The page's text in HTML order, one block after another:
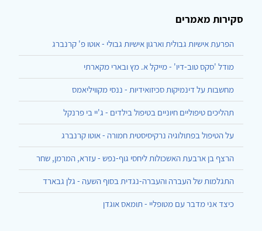
סקירות מאמרים
הפרעת אישיות גבולית וארגון אישיות גבולי - אוטו פ' קרנברג
מודל 'סקס טוב-דיו' - מייקל א. מץ ובארי מקארתי
מחשבות על דינמיקות סכיזואידיות - ננסי מקוויליאמס
תהליכים טיפוליים חיוניים בטיפול בילדים - ג'יי בי פרנקל
על הטיפול בפתולוגיה נרקיסיסטית חמורה - אוטו קרנברג
הרצף בן ארבעת האשכולות ליחסי גוף-נפש - עזרא, המרמן, שחר
התגלמות של העברה והעברה-נגדית בסוף השעה - גלן גבארד
כיצד אני מדבר עם מטופליי - תומאס אוגדן